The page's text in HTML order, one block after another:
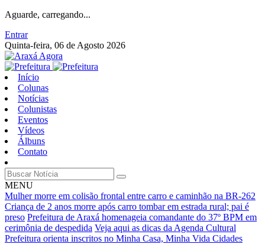
Aguarde, carregando...
Entrar
Quinta-feira, 06 de Agosto 2026
Início
Colunas
Notícias
Colunistas
Eventos
Vídeos
Álbuns
Contato
MENU
Mulher morre em colisão frontal entre carro e caminhão na BR-262
Criança de 2 anos morre após carro tombar em estrada rural; pai é
preso Prefeitura de Araxá homenageia comandante do 37º BPM em
cerimônia de despedida Veja aqui as dicas da Agenda Cultural
Prefeitura orienta inscritos no Minha Casa, Minha Vida Cidades